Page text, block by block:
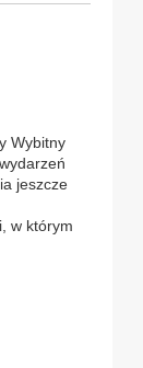
Wybitny
jeszcze
w którym